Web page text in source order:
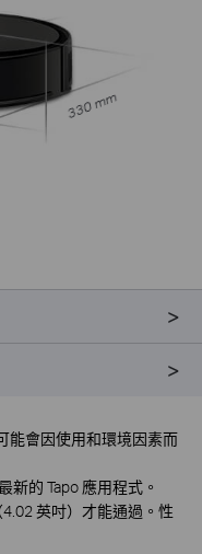
330 mm
能會因使用和環境因素而
新的 Tapo 應用程式。
英吋）才能通過。性